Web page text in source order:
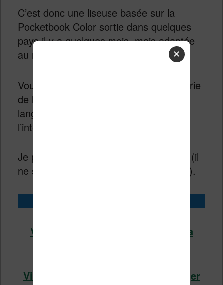
C’est donc une liseuse basée sur la
Pocketbook Color sortie dans quelques
pays il y a quelques mois, mais adaptée
au marché français.
Vous avez donc bien accès à une librairie
de livres numériques (ebooks) dans la
langue de Molière directement depuis
l’interface de la liseuse.
Je précise que j’ai acheté cette liseuse (il
ne s’agit donc pas d’un modèle de prêt).
Vivlio Light HD Color chez Cultura
Vivlio Light HD Color chez Boulanger
✕